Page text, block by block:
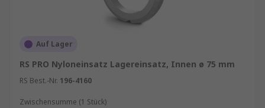
Auf Lager
RS PRO Nyloneinsatz Lagereinsatz, Innen ø 75 mm
RS Best.-Nr. 196-4160
Zwischensumme (1 Stück)